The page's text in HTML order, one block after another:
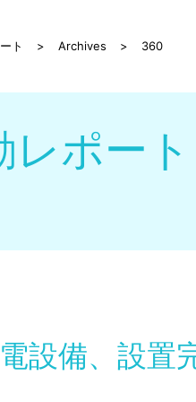
ト > Archives > 360
レポート
設備、設置